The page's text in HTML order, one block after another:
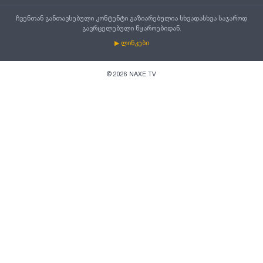
ჩვენთან განთავსებული კონტენტი გაზიარებულია სხვადასხვა საჯაროდ
გავრცელებული წყაროებიდან.
▶ ლინკები
© 2026 NAXE.TV